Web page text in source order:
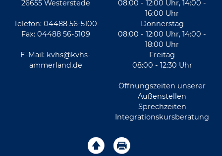
26655 Westerstede
Telefon: 04488 56-5100
Fax: 04488 56-5109
E-Mail: kvhs@kvhs-
ammerland.de
08:00 - 12:00 Uhr, 14:00 -
16:00 Uhr
Donnerstag
08:00 - 12:00 Uhr, 14:00 -
18:00 Uhr
Freitag
08:00 - 12:30 Uhr
Öffnungszeiten unserer
Außenstellen
Sprechzeiten
Integrationskursberatung